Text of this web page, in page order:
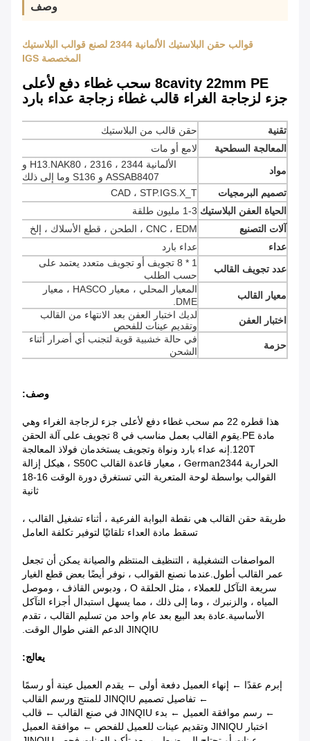
وصف
قوالب حقن البلاستيك الألمانية 2344 لصنع قوالب البلاستيك
المخصصة IGS
8cavity 22mm PE سحب غطاء دفع لأعلى
جزء لزجاجة الغراء قالب غطاء زجاجة عداء بارد
تقنية
حقن قالب من البلاستيك
المعالجة السطحية
لامع أو مات
مواد
الألمانية 2344 ، 2316 ، H13.NAK80 و
ASSAB8407 و S136 وما إلى ذلك
تصميم البرمجيات
CAD ، STP.IGS.X_T
الحياة العفن البلاستيك 1-3 مليون طلقة
آلات التصنيع
CNC ، EDM ، الطحن ، قطع الأسلاك ، إلخ
عداء
عداء بارد
عدد تجويف القالب
1 * 8 تجويف أو تجويف متعدد يعتمد على
حسب الطلب
معيار القالب
المعيار المحلي ، معيار HASCO ، معيار
DME.
اختبار العفن
لديك اختبار العفن بعد الانتهاء من القالب
وتقديم عينات للفحص
حزمة
في حالة خشبية قوية لتجنب أي أضرار أثناء
الشحن
وصف:
هذا قطره 22 مم سحب غطاء دفع لأعلى جزء لزجاجة الغراء وهي
مادة PE.يقوم القالب بعمل مناسب في 8 تجويف على آلة الحقن
120T.إنه عداء بارد ونواة وتجويف يستخدمان فولاذ المعالجة
الحرارية German2344 ، معيار قاعدة القالب S50C ، هيكل إزالة
القوالب بواسطة لوحة المتعرية التي تستغرق دورة الوقت 16-18
ثانية
طريقة حقن القالب هي نقطة البوابة الفرعية ، أثناء تشغيل القالب ،
تسقط مادة العداء تلقائيًا لتوفير تكلفة العامل
المواصفات التشغيلية ، التنظيف المنتظم والصيانة يمكن أن تجعل
عمر القالب أطول.عندما نصنع القوالب ، نوفر أيضًا بعض قطع الغيار
سريعة التآكل للعملاء ، مثل الحلقة O ، ودبوس القاذف ، وموصل
المياه ، والزنبرك ، وما إلى ذلك ، مما يسهل استبدال أجزاء التآكل
الأساسية.عادة بعد البيع بعد عام واحد من تسليم القالب ، تقدم
JINQIU الدعم الفني طوال الوقت.
يعالج:
إبرم عقدًا ← إنهاء العميل دفعة أولى ← يقدم العميل عينة أو رسمًا
← تفاصيل تصميم JINQIU للمنتج ورسم القالب
← رسم موافقة العميل ← بدء JINQIU في صنع القالب ← قالب
اختبار JINIQU وتقديم عينات للعميل للفحص ← موافقة العميل